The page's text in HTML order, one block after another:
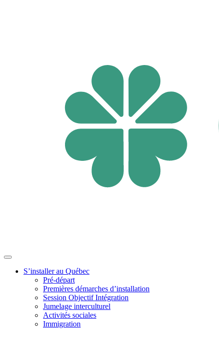
S’installer au Québec
Pré-départ
Premières démarches d’installation
Session Objectif Intégration
Jumelage interculturel
Activités sociales
Immigration